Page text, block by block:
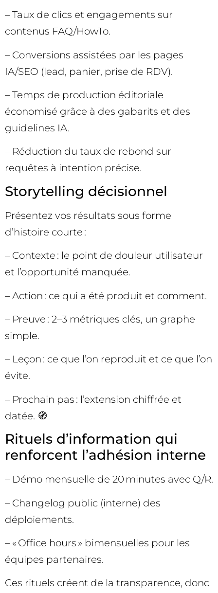
– Taux de clics et engagements sur
contenus FAQ/HowTo.
– Conversions assistées par les pages
IA/SEO (lead, panier, prise de RDV).
– Temps de production éditoriale
économisé grâce à des gabarits et des
guidelines IA.
– Réduction du taux de rebond sur
requêtes à intention précise.
Storytelling décisionnel
Présentez vos résultats sous forme
d’histoire courte :
– Contexte : le point de douleur utilisateur
et l’opportunité manquée.
– Action : ce qui a été produit et comment.
– Preuve : 2–3 métriques clés, un graphe
simple.
– Leçon : ce que l’on reproduit et ce que l’on
évite.
– Prochain pas : l’extension chiffrée et
datée. 🧭
Rituels d’information qui
renforcent l’adhésion interne
– Démo mensuelle de 20 minutes avec Q/R.
– Changelog public (interne) des
déploiements.
– « Office hours » bimensuelles pour les
équipes partenaires.
Ces rituels créent de la transparence, donc